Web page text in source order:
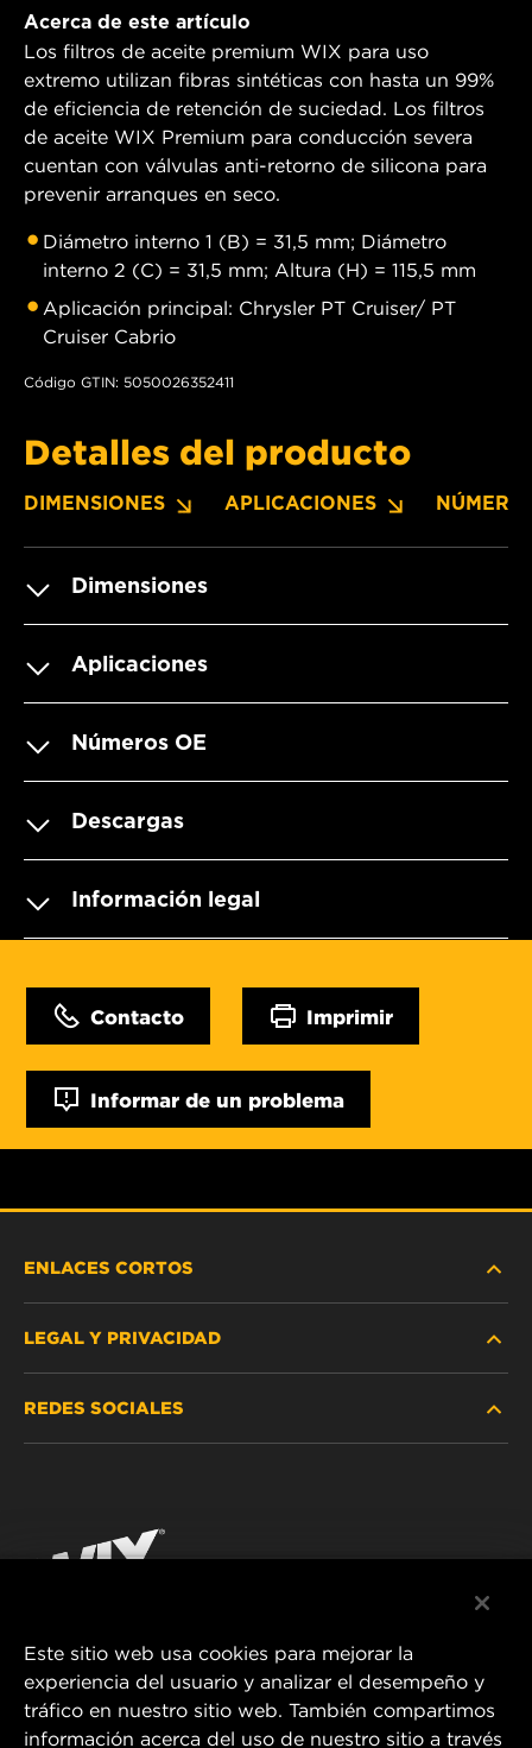
Acerca de este artículo
Los filtros de aceite premium WIX para uso
extremo utilizan fibras sintéticas con hasta un 99%
de eficiencia de retención de suciedad. Los filtros
de aceite WIX Premium para conducción severa
cuentan con válvulas anti-retorno de silicona para
prevenir arranques en seco.
Diámetro interno 1 (B) = 31,5 mm; Diámetro
interno 2 (C) = 31,5 mm; Altura (H) = 115,5 mm
Aplicación principal: Chrysler PT Cruiser/ PT
Cruiser Cabrio
Código GTIN: 5050026352411
Detalles del producto
DIMENSIONES APLICACIONES
Dimensiones
Aplicaciones
Números OE
Descargas
Información legal
Contacto Imprimir
Informar de un problema
ENLACES CORTOS
DÓNDE COMPRAR
¡CONTÁCTENOS!
LEGAL Y PRIVACIDAD
IMPRESSUM
REDES SOCIALES
YouTube
MANN+HUMMEL FT Poland
ul. Wrocławska 145,
Este sitio web usa cookies para mejorar la
experiencia del usuario y analizar el desempeño y
tráfico en nuestro sitio web. También compartimos
información acerca del uso de nuestro sitio a través